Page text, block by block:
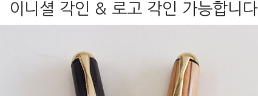
이니셜 각인 & 로고 각인 가능합니다.